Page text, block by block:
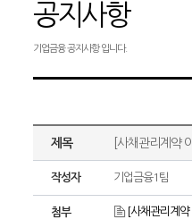
공지사항
기업금융 공지사항 입니다.
제목 [사채관리계약
작성자 기업금융1팀
첨부 [사채관리계